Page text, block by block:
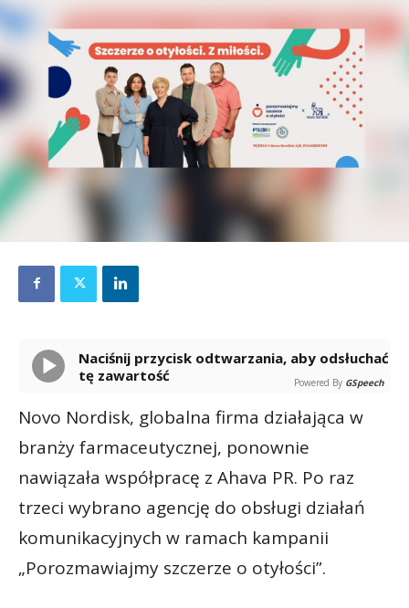
Naciśnij przycisk odtwarzania, aby odsłuchać
tę zawartość
Powered By GSpeech
Novo Nordisk, globalna firma działająca w
branży farmaceutycznej, ponownie
nawiązała współpracę z Ahava PR. Po raz
trzeci wybrano agencję do obsługi działań
komunikacyjnych w ramach kampanii
„Porozmawiajmy szczerze o otyłości”.